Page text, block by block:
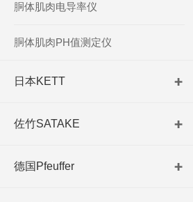
胴体肌肉电导率仪
胴体肌肉PH值测定仪
日本KETT
佐竹SATAKE
德国Pfeuffer